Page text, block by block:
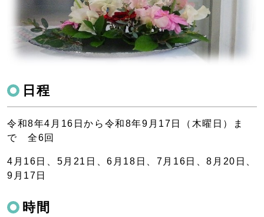
日程
令和8年4月16日から令和8年9月17日（木曜日）ま
で 全6回
4月16日、5月21日、6月18日、7月16日、8月20日、
9月17日
時間